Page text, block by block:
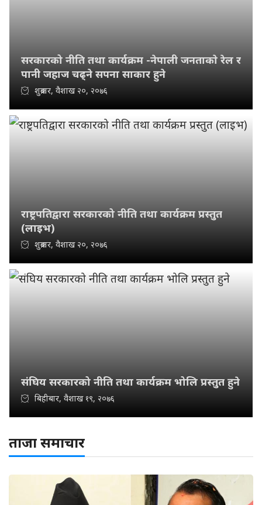
सरकारको नीति तथा कार्यक्रम -नेपाली जनताकाे रेल र
पानी जहाज चढ्ने सपना साकार हुने
शुक्रबार, वैशाख २०, २०७६
राष्ट्रपतिद्वारा सरकारको नीति तथा कार्यक्रम प्रस्तुत
(लाइभ)
शुक्रबार, वैशाख २०, २०७६
संघिय सरकारको नीति तथा कार्यक्रम भोलि प्रस्तुत हुने
बिहीबार, वैशाख १९, २०७६
ताजा समाचार